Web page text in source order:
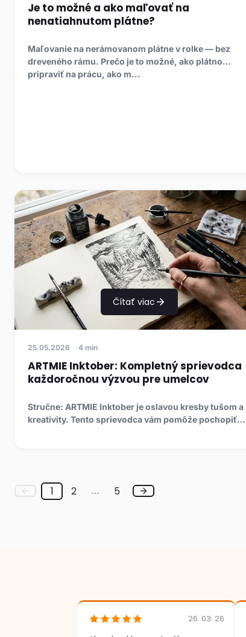
Je to možné a ako maľovať na
nenatiahnutom plátne?
Maľovanie na nerámovanom plátne v rolke — bez
dreveného rámu. Prečo je to možné, ako plátno
pripraviť na prácu, ako m...
Čítať viac
25.05.2026 4 min
ARTMIE Inktober: Kompletný sprievodca
každoročnou výzvou pre umelcov
Stručne: ARTMIE Inktober je oslavou kresby tušom a
kreativity. Tento sprievodca vám pomôže pochopiť
1 2 … 5
26. 03. 26